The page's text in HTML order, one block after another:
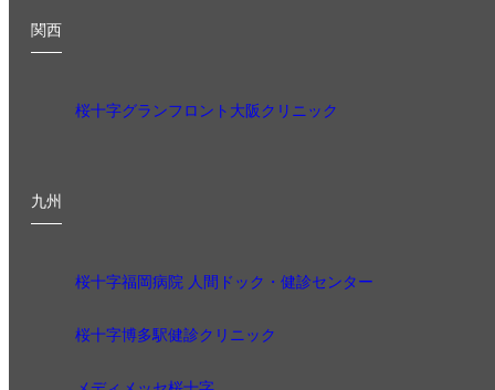
関西
桜十字グランフロント大阪クリニック
九州
桜十字福岡病院 人間ドック・健診センター
桜十字博多駅健診クリニック